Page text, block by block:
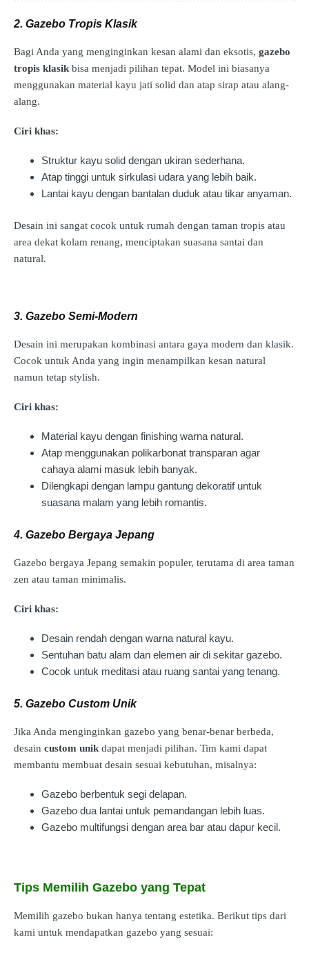
2. Gazebo Tropis Klasik
Bagi Anda yang menginginkan kesan alami dan eksotis, gazebo
tropis klasikbisa menjadi pilihan tepat. Model ini biasanya
menggunakan material kayu jati solid dan atap sirap atau alang-
alang.
Ciri khas:
Struktur kayu solid dengan ukiran sederhana.
Atap tinggi untuk sirkulasi udara yang lebih baik.
Lantai kayu dengan bantalan duduk atau tikar anyaman.
Desain ini sangat cocok untuk rumah dengan taman tropis atau
area dekat kolam renang, menciptakan suasana santai dan
natural.
3. Gazebo Semi-Modern
Desain ini merupakan kombinasi antara gaya modern dan klasik.
Cocok untuk Anda yang ingin menampilkan kesan natural
namun tetap stylish.
Ciri khas:
Material kayu dengan finishing warna natural.
Atap menggunakan polikarbonat transparan agar
cahaya alami masuk lebih banyak.
Dilengkapi dengan lampu gantung dekoratif untuk
suasana malam yang lebih romantis.
4. Gazebo Bergaya Jepang
Gazebo bergaya Jepang semakin populer, terutama di area taman
zen atau taman minimalis.
Ciri khas:
Desain rendah dengan warna natural kayu.
Sentuhan batu alam dan elemen air di sekitar gazebo.
Cocok untuk meditasi atau ruang santai yang tenang.
5. Gazebo Custom Unik
Jika Anda menginginkan gazebo yang benar-benar berbeda,
desain custom unikdapat menjadi pilihan. Tim kami dapat
membantu membuat desain sesuai kebutuhan, misalnya:
Gazebo berbentuk segi delapan.
Gazebo dua lantai untuk pemandangan lebih luas.
Gazebo multifungsi dengan area bar atau dapur kecil.
Tips Memilih Gazebo yang Tepat
Memilih gazebo bukan hanya tentang estetika. Berikut tips dari
kami untuk mendapatkan gazebo yang sesuai: